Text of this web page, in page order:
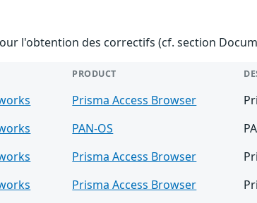
l'obtention des correctifs (cf. section
PRODUCT
Prisma Access Browser
PAN-OS
Prisma Access Browser
Prisma Access Browser